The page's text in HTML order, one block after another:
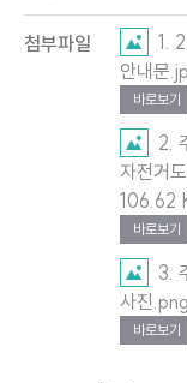
첨부파일
1.
안내문
바로보기
2.
자전거
106.62
바로보기
3.
사진
바로보기